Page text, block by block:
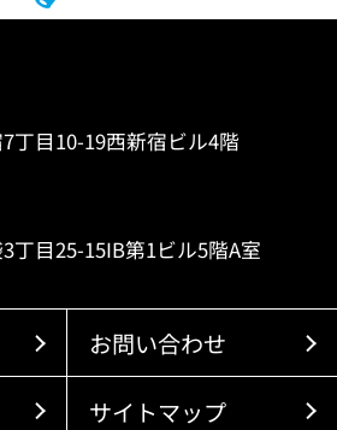
丁目10-19西新宿ビル4階
丁目25-15IB第1ビル5階A室
お問い合わせ
サイトマップ